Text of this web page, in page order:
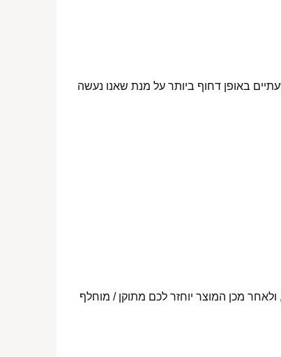
באופן דחוף ביותר על מנת שאנו נעשה
מכן המוצר יוחזר לכם מתוקן / מוחלף